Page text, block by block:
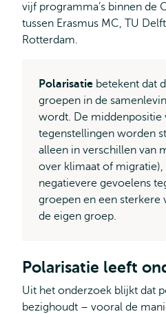
vijf programma’s binnen de
tussen Erasmus MC, TU
Rotterdam.
Polarisatie betekent dat
groepen in de
wordt. De middenpositie
tegenstellingen worden
alleen in verschillen van
over klimaat of
negatievere gevoelens
groepen en een sterkere
de eigen groep.
Polarisatie leeft
Uit het onderzoek blijkt dat
bezighoudt – vooral de